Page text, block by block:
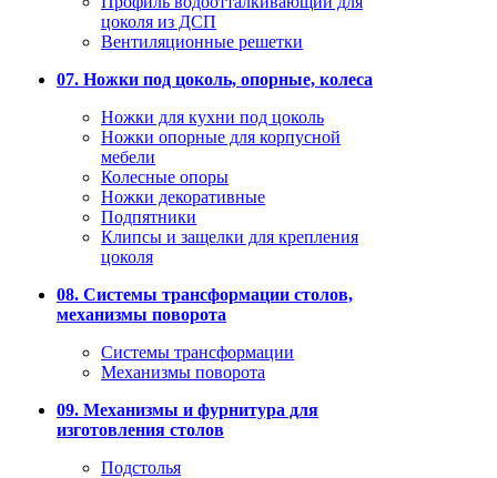
цоколя из ДСП
Вентиляционные решетки
07. Ножки под цоколь, опорные, колеса
Ножки для кухни под цоколь
Ножки опорные для корпусной
мебели
Колесные опоры
Ножки декоративные
Подпятники
Клипсы и защелки для крепления
цоколя
08. Системы трансформации столов,
механизмы поворота
Системы трансформации
Механизмы поворота
09. Механизмы и фурнитура для
изготовления столов
Подстолья